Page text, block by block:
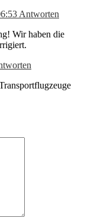
Antworten
Wir haben die